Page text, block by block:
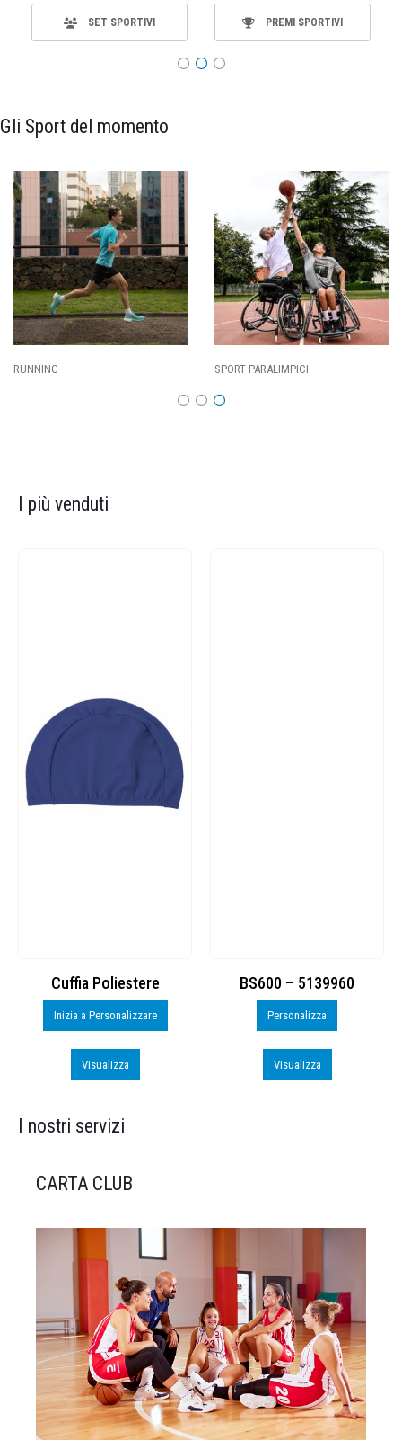
SET SPORTIVI PREMI SPORTIVI
Gli Sport del momento
CALCIO
I più venduti
Cuffia Poliestere
Inizia a Personalizzare
Visualizza
BS600 – 5139960
Personalizza
Visualizza
I nostri servizi
CARTA CLUB